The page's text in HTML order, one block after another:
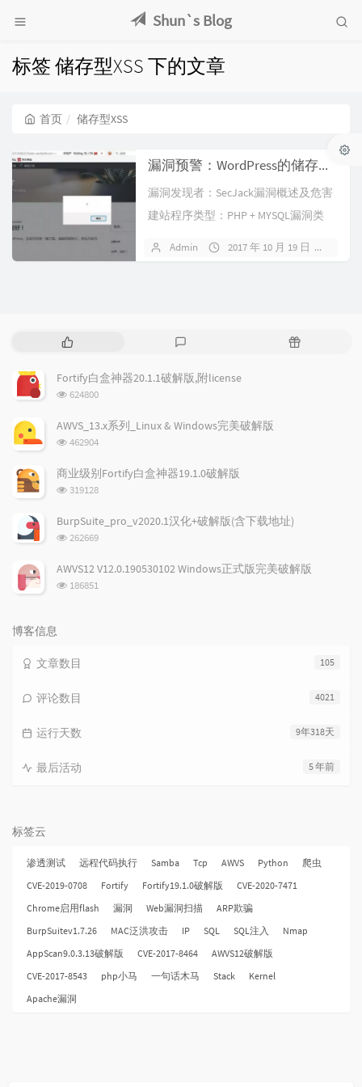
Shun`s Blog
标签 储存型XSS 下的文章
首页 储存型XSS
漏洞预警：WordPress的储存型XSS漏洞
漏洞发现者：SecJack漏洞概述及危害
建站程序类型：PHP + MYSQL漏洞类
Admin 2017 年 10 月 19 日
热
文
章
评
论
随
Fortify白盒神器20.1.1破解版,附license
浏
次
624800
AWVS_13.x系列_Linux & Windows完美破解版
浏
次
462904
商业级别Fortify白盒神器19.1.0破解版
浏
次
数:
319128
BurpSuite_pro_v2020.1汉化+破解版(含下载地址)
浏
次
262669
AWVS12 V12.0.190530102 Windows正式版完美破解版
浏
186851
博客信息
105
文章数目
4021
评论数目
9年318天
运行天数
5 年前
最后活动
标签云
渗透测试 远程代码执行 Samba Tcp AWVS Python
爬虫
CVE-2019-0708
Fortify Fortify19.1.0破解版
CVE-2020-7471
Chrome启用flash
漏洞 Web漏洞扫描
ARP欺骗
BurpSuitev1.7.26
MAC泛洪攻击 IP SQL SQL注入
Nmap
AppScan9.0.3.13破解版
CVE-2017-8464
AWVS12破解版
CVE-2017-8543
php小马 一句话木马 Stack
Kernel
Apache漏洞